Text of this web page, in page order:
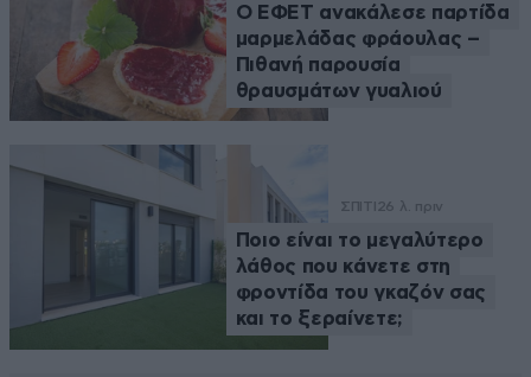
Ο ΕΦΕΤ ανακάλεσε παρτίδα
μαρμελάδας φράουλας –
Πιθανή παρουσία
θραυσμάτων γυαλιού
ΣΠΙΤΙ26 λ. πριν
Ποιο είναι το μεγαλύτερο
λάθος που κάνετε στη
φροντίδα του γκαζόν σας
και το ξεραίνετε;